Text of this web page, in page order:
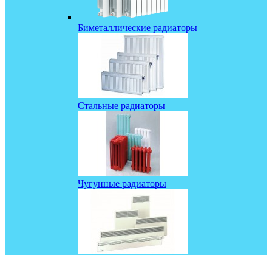
Биметаллические радиаторы
Стальные радиаторы
Чугунные радиаторы